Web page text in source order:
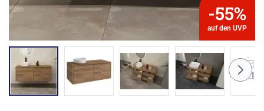
-55%
auf den UVP